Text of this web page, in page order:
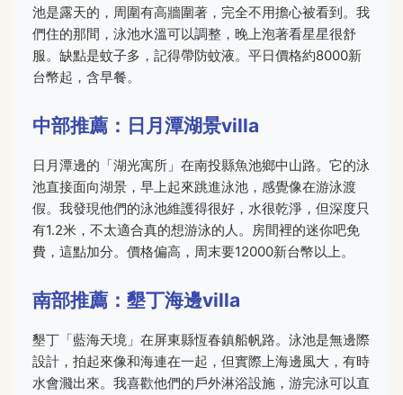
池是露天的，周圍有高牆圍著，完全不用擔心被看到。我
們住的那間，泳池水溫可以調整，晚上泡著看星星很舒
服。缺點是蚊子多，記得帶防蚊液。平日價格約8000新
台幣起，含早餐。
中部推薦：日月潭湖景villa
日月潭邊的「湖光寓所」在南投縣魚池鄉中山路。它的泳
池直接面向湖景，早上起來跳進泳池，感覺像在游泳渡
假。我發現他們的泳池維護得很好，水很乾淨，但深度只
有1.2米，不太適合真的想游泳的人。房間裡的迷你吧免
費，這點加分。價格偏高，周末要12000新台幣以上。
南部推薦：墾丁海邊villa
墾丁「藍海天境」在屏東縣恆春鎮船帆路。泳池是無邊際
設計，拍起來像和海連在一起，但實際上海邊風大，有時
水會濺出來。我喜歡他們的戶外淋浴設施，游完泳可以直